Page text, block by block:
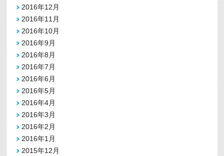
2016年12月
2016年11月
2016年10月
2016年9月
2016年8月
2016年7月
2016年6月
2016年5月
2016年4月
2016年3月
2016年2月
2016年1月
2015年12月